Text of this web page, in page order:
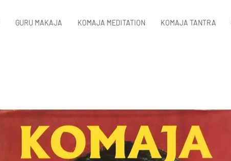
GURU MAKAJA KOMAJA MEDITATION KOMAJA TANTRA